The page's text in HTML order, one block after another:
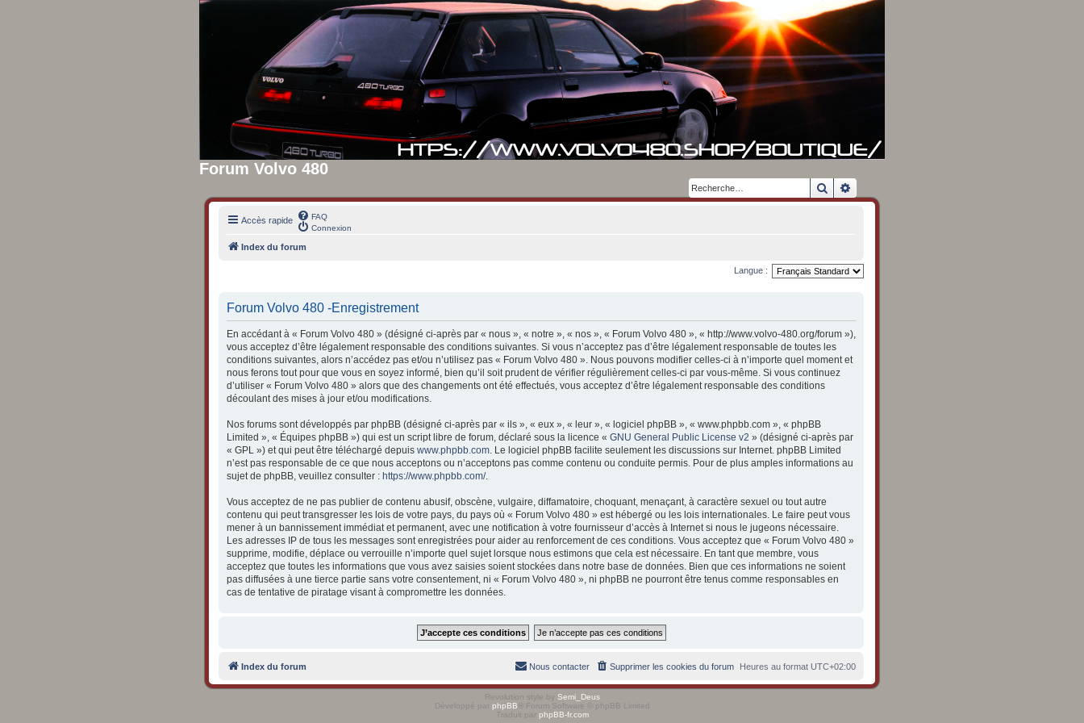
Forum Volvo 480
Rechercher
Accès rapide
FAQ
Connexion
Index du forum
Langue :
Forum Volvo 480 -Enregistrement
En accédant à « Forum Volvo 480 » (désigné ci-après par « nous », « notre », « nos », « Forum Volvo 480 », « http://www.volvo-480.org/forum »),
vous acceptez d’être légalement responsable des conditions suivantes. Si vous n’acceptez pas d’être légalement responsable de toutes les
conditions suivantes, alors n’accédez pas et/ou n’utilisez pas « Forum Volvo 480 ». Nous pouvons modifier celles-ci à n’importe quel moment et
nous ferons tout pour que vous en soyez informé, bien qu’il soit prudent de vérifier régulièrement celles-ci par vous-même. Si vous continuez
d’utiliser « Forum Volvo 480 » alors que des changements ont été effectués, vous acceptez d’être légalement responsable des conditions
découlant des mises à jour et/ou modifications.
Nos forums sont développés par phpBB (désigné ci-après par « ils », « eux », « leur », « logiciel phpBB », « www.phpbb.com », « phpBB
Limited », « Équipes phpBB ») qui est un script libre de forum, déclaré sous la licence « GNU General Public License v2 » (désigné ci-après par
« GPL ») et qui peut être téléchargé depuis www.phpbb.com . Le logiciel phpBB facilite seulement les discussions sur Internet. phpBB Limited
n’est pas responsable de ce que nous acceptons ou n’acceptons pas comme contenu ou conduite permis. Pour de plus amples informations au
sujet de phpBB, veuillez consulter : https://www.phpbb.com/.
Vous acceptez de ne pas publier de contenu abusif, obscène, vulgaire, diffamatoire, choquant, menaçant, à caractère sexuel ou tout autre
contenu qui peut transgresser les lois de votre pays, du pays où « Forum Volvo 480 » est hébergé ou les lois internationales. Le faire peut vous
mener à un bannissement immédiat et permanent, avec une notification à votre fournisseur d’accès à Internet si nous le jugeons nécessaire.
Les adresses IP de tous les messages sont enregistrées pour aider au renforcement de ces conditions. Vous acceptez que « Forum Volvo 480 »
supprime, modifie, déplace ou verrouille n’importe quel sujet lorsque nous estimons que cela est nécessaire. En tant que membre, vous
acceptez que toutes les informations que vous avez saisies soient stockées dans notre base de données. Bien que ces informations ne soient
pas diffusées à une tierce partie sans votre consentement, ni « Forum Volvo 480 », ni phpBB ne pourront être tenus comme responsables en
cas de tentative de piratage visant à compromettre les données.
Index du forum Heures au format UTC+02:00
Supprimer les cookies du forum
Nous contacter
Revolution style by Semi_Deus
Développé par phpBB ® Forum Software © phpBB Limited
Traduit par phpBB-fr.com